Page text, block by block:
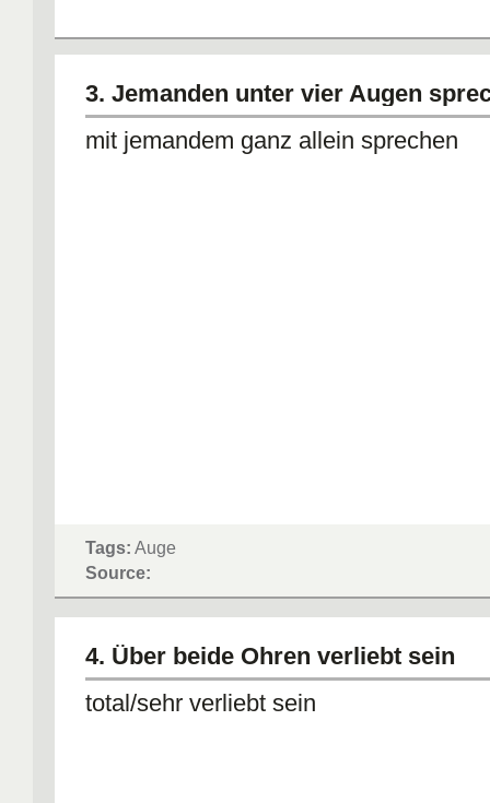
3. Jemanden unter vier Augen
mit jemandem ganz allein sprechen
Tags: Auge
Source:
4. Über beide Ohren verliebt sein
total/sehr verliebt sein